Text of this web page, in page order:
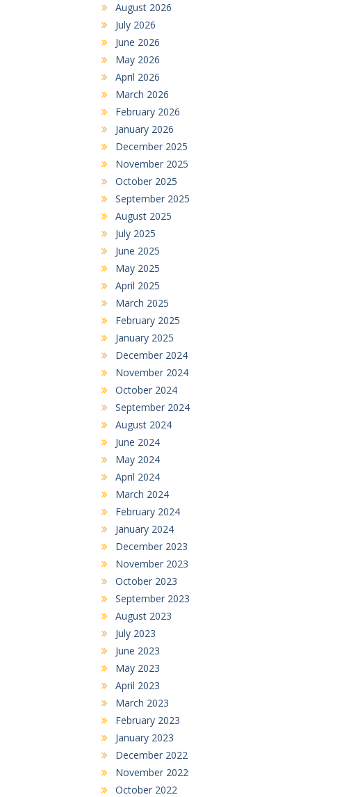
August 2026
July 2026
June 2026
May 2026
April 2026
March 2026
February 2026
January 2026
December 2025
November 2025
October 2025
September 2025
August 2025
July 2025
June 2025
May 2025
April 2025
March 2025
February 2025
January 2025
December 2024
November 2024
October 2024
September 2024
August 2024
June 2024
May 2024
April 2024
March 2024
February 2024
January 2024
December 2023
November 2023
October 2023
September 2023
August 2023
July 2023
June 2023
May 2023
April 2023
March 2023
February 2023
January 2023
December 2022
November 2022
October 2022